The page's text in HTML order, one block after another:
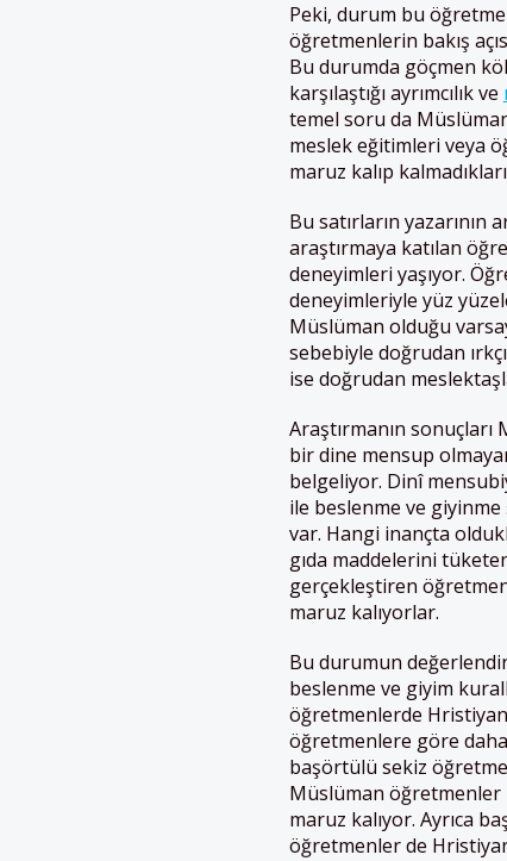
Peki, durum bu
öğretmenlerin bakış
Bu durumda göçmen
karşılaştığı ayrımcılık ve
temel soru da
meslek eğitimleri veya
maruz kalıp
Bu satırların yazarının
araştırmaya katılan
deneyimleri yaşıyor.
deneyimleriyle yüz
Müslüman olduğu
sebebiyle doğrudan
ise doğrudan
Araştırmanın
bir dine mensup
belgeliyor. Dinî
ile beslenme ve
var. Hangi inançta
gıda maddelerini
gerçekleştiren
maruz kalıyorlar.
Bu durumun
beslenme ve giyim
öğretmenlerde
öğretmenlere göre
başörtülü sekiz
Müslüman öğretmenler
maruz kalıyor. Ayrıca
öğretmenler de